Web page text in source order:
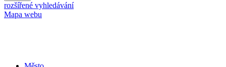
rozšířené vyhledávání
Mapa webu